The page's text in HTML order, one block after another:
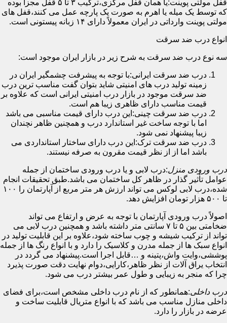
قفل مولتی پوینت:یا همان قفل مرکزی،ترکیب ۳ تا ۵ قفل مجزا بوده
که توسط یک میله یا اهرم به صورت یک پارچه عمل می کنند،قفل های
مولتی پوینت وارداتی در ایران معمولاً دارای ۱۴ زبانه پیستونی است.
انواع درب ضد سرقت
سه نوع درب ضد سرقت به شرح زیر در بازار ایران موجود است:
درب ضد سرقت ایرانی:با توجه به پیشرفت چشمگیر ایران در
زمینه تولید درب های امنیتی شاید بتوان گفت مناسب ترین درب
ضد سرقت موجود در بازار درب امنیتی ایرانی است که علاوه بر
قیمت مناسب دارای ظاهری زیبا هم است.
درب ضد سرقت چینی:این درب دارای قیمت مناسبی می باشد
اما با توجه ساخت غیر استاندارد درب و همچنین ظاهر نچندان
زیبا پیشنهاد نمی شود.
درب ضد سرقت ترک:این درب دارای ساختار استانداردی می
باشد اما از از نظر قیمت مقرون به صرفه نیستند.
درب ورودی منزل:درب لابی و یا درب ورودی ساختمان از جمله
عوامل تأثیر گذار در ظاهر کل ساختمان می باشد.طبق تحقیقات انجام
شده،درب لابی لوکس می تواند ارزش هر متر مربع از آپارتمان را ۱۰۰
تا ۵۰۰ هزار تومان افزایش دهد.
اصولاً درب ورودی آپارتمان با توجه به عرض و ارتفاع می تواند
ضخامتی بین ۵ تا ۷ سانتی متر داشته باشد و همچنین درب لابی می
تواند از ترکیب شیشه و چوب ساخته شود،علاوه بر این قابلیت تولید در
انواع سبک ها از جمله مدرن و کلاسیک را دارد و با انواع رنگ ها از جمله
پوششی،وایت واش،پتینه و …قابل اجرا است.پیشنهاد می گردد در
انتخاب یراق آلات از نظر ظاهر،کارایی،دوام نهایت دقت صورت پذیرد
چرا که منجر به زیبایی و طول عمر بیشتر درب می شود.
درب داخلی:همانطور که از نام درب داخلی مشخص است،برای فضای
داخلی منازل مناسب می باشد که با انواع متریال قابلیت ساخت و
عرضه در بازار را دارد.